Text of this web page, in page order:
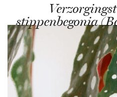
stippenbegonia